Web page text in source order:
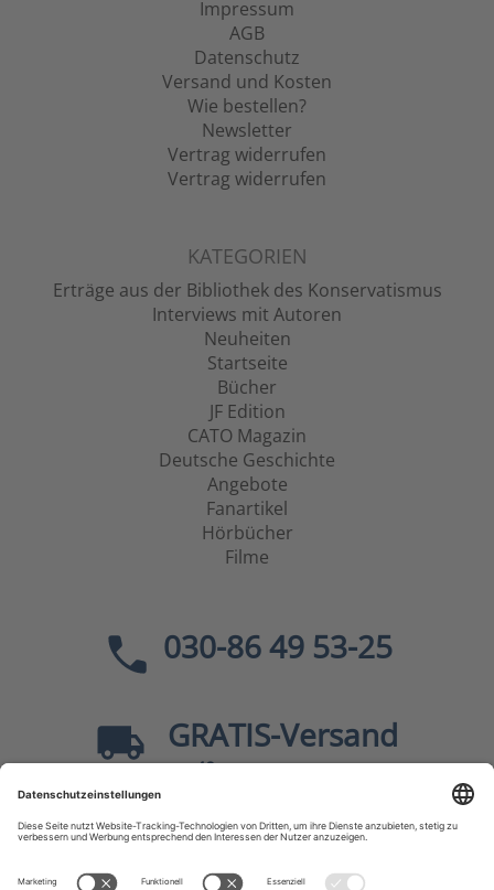
Impressum
AGB
Datenschutz
Versand und Kosten
Wie bestellen?
Newsletter
Vertrag widerrufen
Vertrag widerrufen
KATEGORIEN
Erträge aus der Bibliothek des Konservatismus
Interviews mit Autoren
Neuheiten
Startseite
Bücher
JF Edition
CATO Magazin
Deutsche Geschichte
Angebote
Fanartikel
Hörbücher
Filme
030-86 49 53-25
GRATIS-Versand
40
Sicher dank SSL